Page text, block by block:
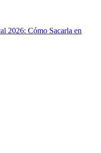
2026: Cómo Sacarla en